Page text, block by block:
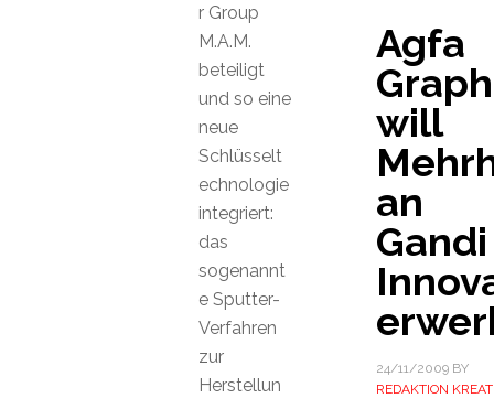
Agfa
will
an
Gandi
24/11/2009BY
REDAKTION
r Group
M.A.M.
beteiligt
und so eine
neue
Schlüsselt
echnologie
integriert:
das
sogenannt
e Sputter-
Verfahren
zur
Herstellun